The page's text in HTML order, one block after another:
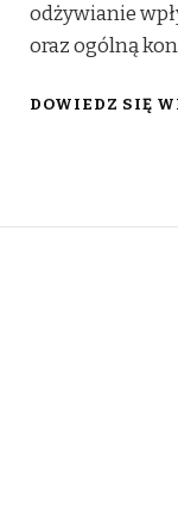
odżywianie
oraz ogólną
DOWIEDZ SIĘ